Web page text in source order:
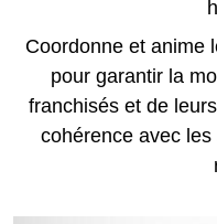
Coordonne et anime
pour garantir la
franchisés et de
cohérence avec